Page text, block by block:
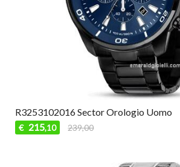
R3253102016 Sector Orologio Uomo
€ 215,10 239,00